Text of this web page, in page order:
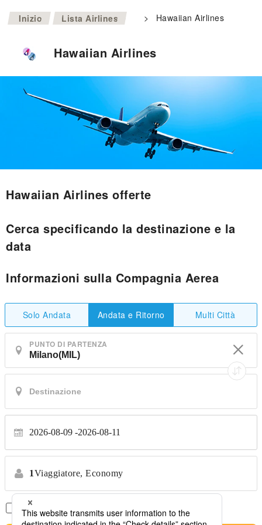
Inizio >
Lista Airlines > Hawaiian Airlines
Hawaiian Airlines
Hawaiian Airlines offerte
Cerca specificando la destinazione e la
data
Informazioni sulla Compagnia Aerea
Solo Andata Andata e Ritorno Multi Città
PUNTO DI PARTENZA
2026-08-09 2026-08-11
1Viaggiatore, Economy
Solo Voli Diretti *Nessun trasferimento